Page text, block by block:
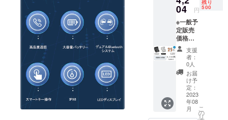
イズ：
9.5*11.
5*3.8c
m ※総重
量：
121g ※
ラー：
ホワイ
トとブ
ラック
※お届け
日より
6ヶ月
04 円
残り
500
※一般予
定販売
価格：
5,606円
の
25％OF
F 1セッ
ト内
容：
BT500
本体x1
充電
支援
者：
0人
お届
け予
定：
2023
年08
月
こ
の
リ